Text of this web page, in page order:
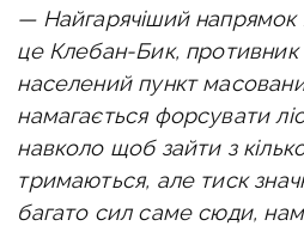
— Найгарячіший
це Клебан-Бик, противник
населений пункт
намагається форсувати
навколо щоб зайти з
тримаються, але тиск
багато сил саме сюди,